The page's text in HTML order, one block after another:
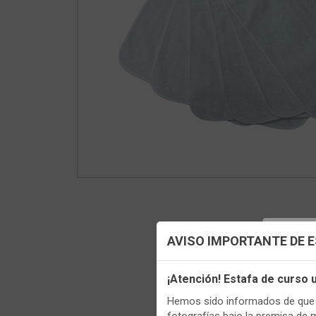
AVISO IMPORTANTE DE
¡Atención! Estafa de curso
Hemos sido informados de